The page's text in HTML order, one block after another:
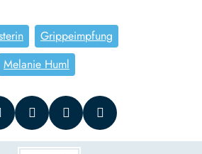
Grippeimpfung
Melanie Huml